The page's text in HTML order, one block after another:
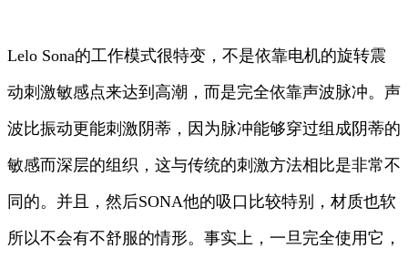
Lelo Sona的工作模式很特变，不是依靠电机的旋转震
动刺激敏感点来达到高潮，而是完全依靠声波脉冲。声
波比振动更能刺激阴蒂，因为脉冲能够穿过组成阴蒂的
敏感而深层的组织，这与传统的刺激方法相比是非常不
同的。并且，然后SONA他的吸口比较特别，材质也软
所以不会有不舒服的情形。事实上，一旦完全使用它，